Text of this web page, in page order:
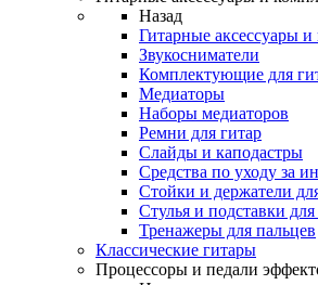
Назад
Гитарные аксессуары
Звукосниматели
Комплектующие для
Медиаторы
Наборы медиаторов
Ремни для гитар
Слайды и каподастры
Средства по уходу за
Стойки и держатели
Стулья и подставки для
Тренажеры для пальцев
Классические гитары
Процессоры и педали